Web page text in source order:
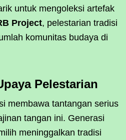
untuk mengoleksi artefak
Project, pelestarian tradisi
komunitas budaya di
Pelestarian
membawa tantangan serius
tangan ini. Generasi
meninggalkan tradisi